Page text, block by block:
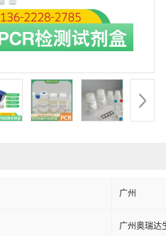
广州
广州奥瑞达